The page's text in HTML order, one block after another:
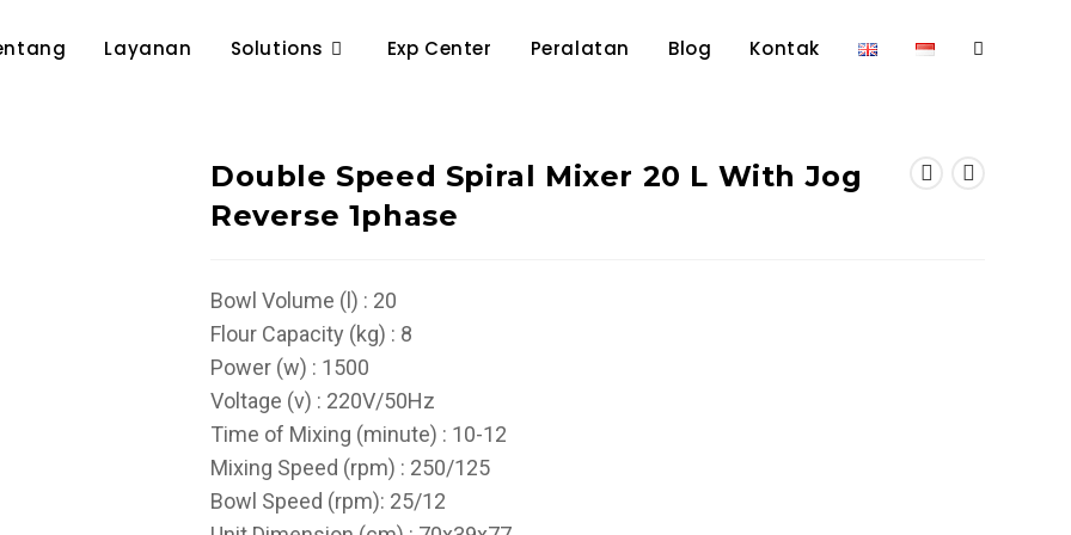
Layanan Solutions Exp Center Peralatan Blog Kontak Toggle
Double Speed Spiral Mixer 20 L With Jog
Reverse 1phase
Bowl Volume (l) : 20
Flour Capacity (kg) : 8
Power (w) : 1500
Voltage (v) : 220V/50Hz
Time of Mixing (minute) : 10-12
Mixing Speed (rpm) : 250/125
Bowl Speed (rpm): 25/12